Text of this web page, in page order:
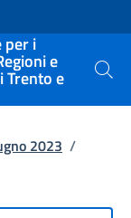
per i
e
Trento e Cerca
2023 /